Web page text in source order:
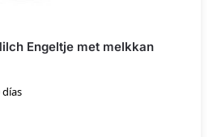
Engeltje met melkkan